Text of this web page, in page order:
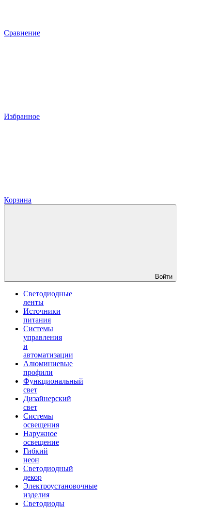
Сравнение
Избранное
Корзина
Войти
Светодиодные
ленты
Источники
питания
Системы
управления
и
автоматизации
Алюминиевые
профили
Функциональный
свет
Дизайнерский
свет
Системы
освещения
Наружное
освещение
Гибкий
неон
Светодиодный
декор
Электроустановочные
изделия
Светодиоды